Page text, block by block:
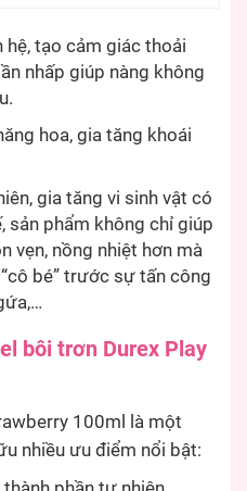
hệ, tạo cảm giác thoải
nhấp giúp nàng không
hoa, gia tăng khoái
gia tăng vi sinh vật có
sản phẩm không chỉ giúp
vẹn, nồng nhiệt hơn mà
bé” trước sự tấn công
bôi trơn Durex Play
100ml là một
nhiều ưu điểm nổi bật: